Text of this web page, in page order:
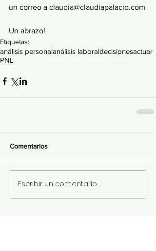
un correo a claudia@claudiapalacio.com
Un abrazo!
Etiquetas:
análisis personalanálisis laboraldecisionesactuar
PNL
Comentarios
Escribir un comentario...